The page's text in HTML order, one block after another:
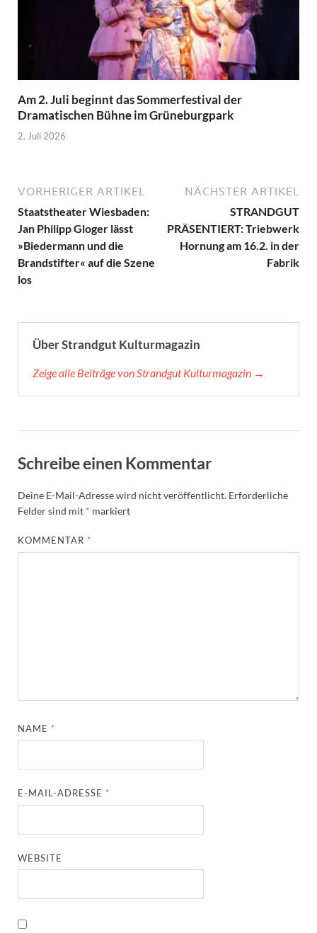
Am 2. Juli beginnt das Sommerfestival der
Dramatischen Bühne im Grüneburgpark
2. Juli 2026
VORHERIGER ARTIKEL
Staatstheater Wiesbaden:
Jan Philipp Gloger lässt
»Biedermann und die
Brandstifter« auf die Szene
los
NÄCHSTER ARTIKEL
STRANDGUT
PRÄSENTIERT: Triebwerk
Hornung am 16.2. in der
Fabrik
Über Strandgut Kulturmagazin
Zeige alle Beiträge von Strandgut Kulturmagazin →
Schreibe einen Kommentar
Deine E-Mail-Adresse wird nicht veröffentlicht. Erforderliche
Felder sind mit * markiert
KOMMENTAR *
NAME *
E-MAIL-ADRESSE *
WEBSITE